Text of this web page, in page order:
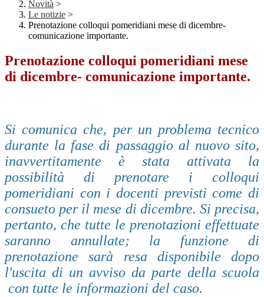
Novità >
Le notizie >
Prenotazione colloqui pomeridiani mese di dicembre-
comunicazione importante.
Prenotazione colloqui pomeridiani mese
di dicembre- comunicazione importante.
Si comunica che, per un problema tecnico
durante la fase di passaggio al nuovo sito,
inavvertitamente è stata attivata la
possibilità di prenotare i colloqui
pomeridiani con i docenti previsti come di
consueto per il mese di dicembre. Si precisa,
pertanto, che tutte le prenotazioni effettuate
saranno annullate; la funzione di
prenotazione sarà resa disponibile dopo
l'uscita di un avviso da parte della scuola
con tutte le informazioni del caso.